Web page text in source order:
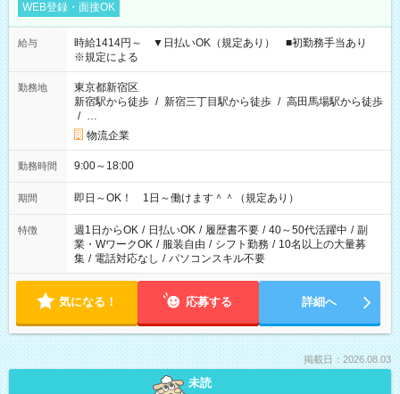
WEB登録・面接OK
給与
時給1414円～ ▼日払いOK（規定あり） ■初勤務手当あり
※規定による
勤務地
東京都新宿区
新宿駅から徒歩 / 新宿三丁目駅から徒歩 / 高田馬場駅から徒歩
/ …
物流企業
勤務時間 9:00～18:00
期間 即日～OK！ 1日～働けます＾＾（規定あり）
特徴 週1日からOK / 日払いOK / 履歴書不要 / 40～50代活躍中 / 副
業・WワークOK / 服装自由 / シフト勤務 / 10名以上の大量募
集 / 電話対応なし / パソコンスキル不要
気になる！ 応募する 詳細へ
掲載日：2026.08.03
未読